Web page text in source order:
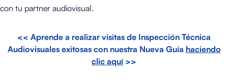
con tu partner audiovisual.
<< Aprende a realizar visitas de Inspección Técnica
Audiovisuales exitosas con nuestra Nueva Guía haciendo
clic aquí >>